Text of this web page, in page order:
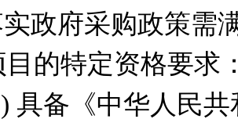
实政府采购政策需
目的特定资格要求
具备《中华人民